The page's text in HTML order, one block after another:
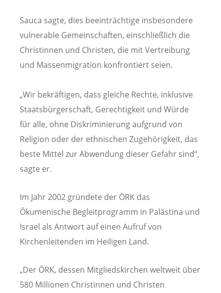
Sauca sagte, dies beeinträchtige insbesondere
vulnerable Gemeinschaften, einschließlich die
Christinnen und Christen, die mit Vertreibung
und Massenmigration konfrontiert seien.
„Wir bekräftigen, dass gleiche Rechte, inklusive
Staatsbürgerschaft, Gerechtigkeit und Würde
für alle, ohne Diskriminierung aufgrund von
Religion oder der ethnischen Zugehörigkeit, das
beste Mittel zur Abwendung dieser Gefahr sind“,
sagte er.
Im Jahr 2002 gründete der ÖRK das
Ökumenische Begleitprogramm in Palästina und
Israel als Antwort auf einen Aufruf von
Kirchenleitenden im Heiligen Land.
„Der ÖRK, dessen Mitgliedskirchen weltweit über
580 Millionen Christinnen und Christen